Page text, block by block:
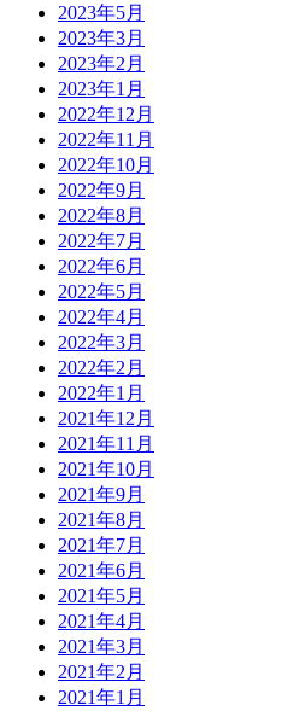
2023年5月
2023年3月
2023年2月
2023年1月
2022年12月
2022年11月
2022年10月
2022年9月
2022年8月
2022年7月
2022年6月
2022年5月
2022年4月
2022年3月
2022年2月
2022年1月
2021年12月
2021年11月
2021年10月
2021年9月
2021年8月
2021年7月
2021年6月
2021年5月
2021年4月
2021年3月
2021年2月
2021年1月